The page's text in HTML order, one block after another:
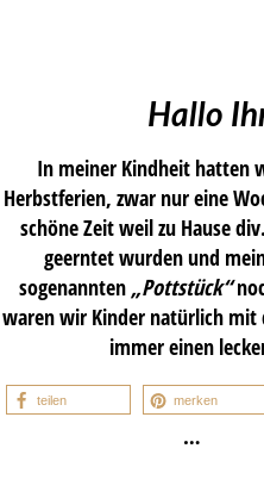
Hallo
In meiner Kindheit hatten
Herbstferien, zwar nur eine
schöne Zeit weil zu Hause
geerntet wurden und
sogenannten „Pottstück“
waren wir Kinder natürlich mit
immer einen
teilen merken
…